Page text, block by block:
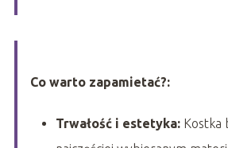
Co warto zapamietać?:
Trwałość i estetyka:Kostka